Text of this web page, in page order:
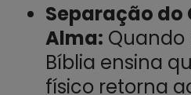
Separação do
Alma: Quando
Bíblia ensina
físico retorna